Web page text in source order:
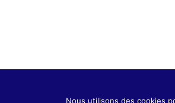
Nous utilisons des cookies